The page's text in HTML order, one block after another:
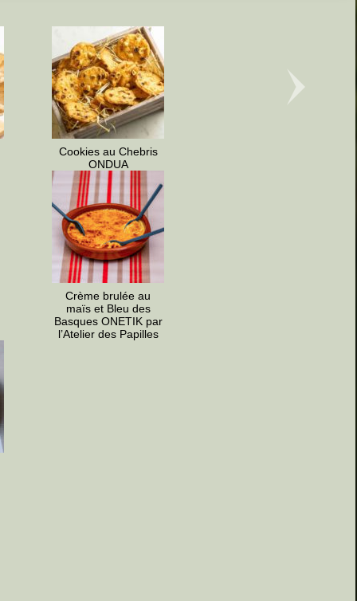
Cookies au Chebris
ONDUA
Crème brulée au
maïs et Bleu des
Basques ONETIK par
l’Atelier des Papilles